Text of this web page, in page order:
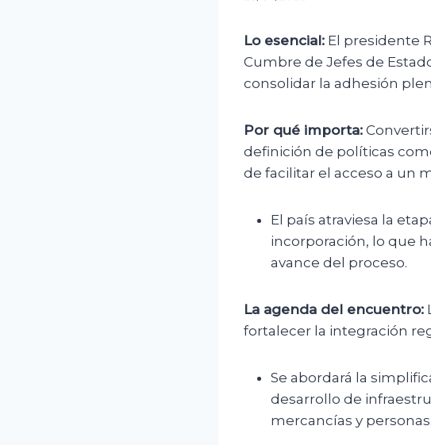
Lo esencial: El presidente
Cumbre de Jefes de
consolidar la adhesión
Por qué importa:
definición de políticas
de facilitar el acceso a un
El país atraviesa la
incorporación, lo que
avance del proceso.
La agenda del encuentro:
fortalecer la integración
Se abordará la
desarrollo de
mercancías y personas.